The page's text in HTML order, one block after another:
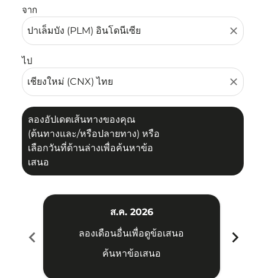
จาก
close
ไป
close
ลองอัปเดตเส้นทางของคุณ
(ต้นทางและ/หรือปลายทาง) หรือ
เลือกวันที่ด้านล่างเพื่อค้นหาข้อ
เสนอ
chevron_left
ส.ค. 2026
ลองเดือนอื่นเพื่อดูข้อเสนอ
ค้นหาข้อเสนอ
chevron_right